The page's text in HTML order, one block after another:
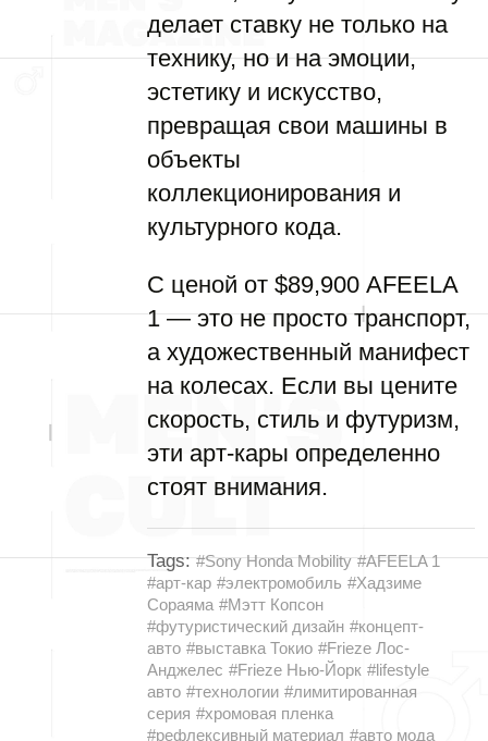
делает ставку не только на
технику, но и на эмоции,
эстетику и искусство,
превращая свои машины в
объекты
коллекционирования и
культурного кода.
С ценой от $89,900 AFEELA
1 — это не просто транспорт,
а художественный манифест
на колесах. Если вы цените
скорость, стиль и футуризм,
эти арт-кары определенно
стоят внимания.
Tags: #Sony Honda Mobility #AFEELA 1
#арт-кар #электромобиль #Хадзиме
Сораяма #Мэтт Копсон
#футуристический дизайн #концепт-
авто #выставка Токио #Frieze Лос-
Анджелес #Frieze Нью-Йорк #lifestyle
авто #технологии #лимитированная
серия #хромовая пленка
#рефлексивный материал #авто мода